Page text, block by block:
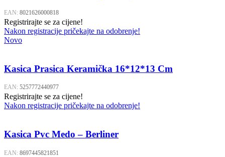
EAN: 8021626000818
Registrirajte se za cijene!
Nakon registracije pričekajte na odobrenje!
Novo
Kasica Prasica Keramička 16*12*13 Cm
EAN: 5257772440977
Registrirajte se za cijene!
Nakon registracije pričekajte na odobrenje!
Kasica Pvc Medo – Berliner
EAN: 8697445821851